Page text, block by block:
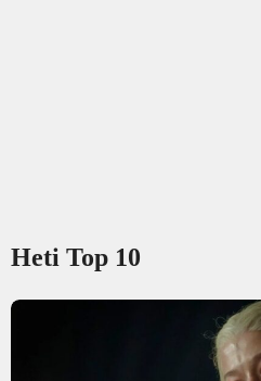
Heti Top 10